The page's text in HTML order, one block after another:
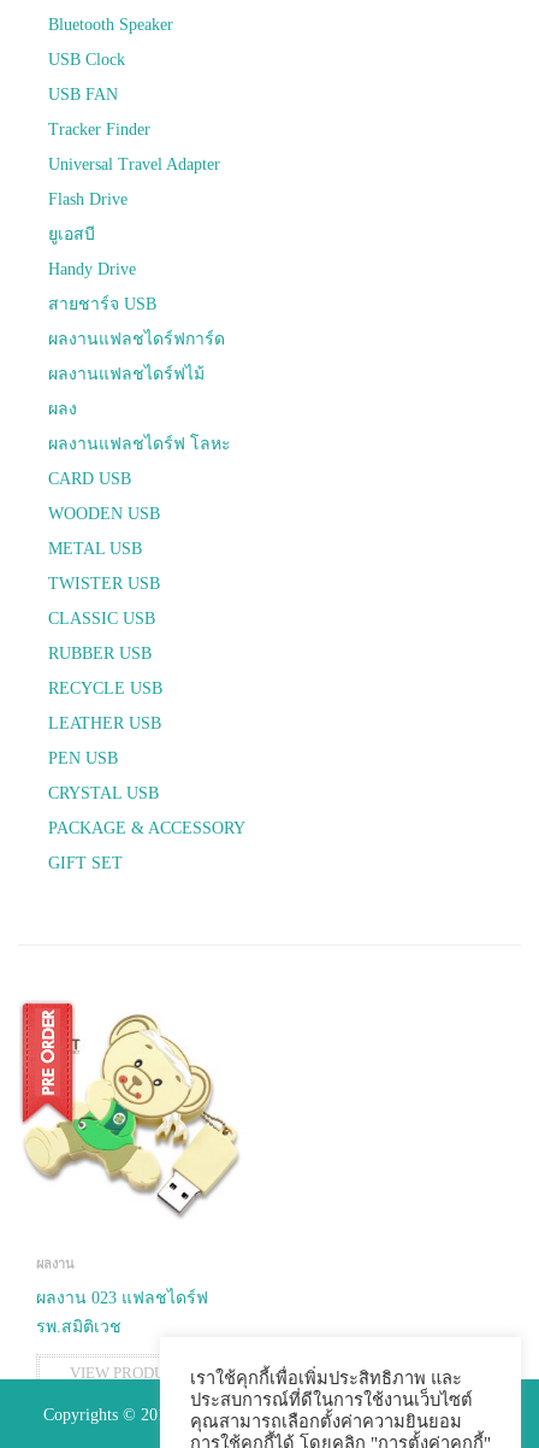
Bluetooth Speaker
USB Clock
USB FAN
Tracker Finder
Universal Travel Adapter
Flash Drive
ยูเอสบี
Handy Drive
สายชาร์จ USB
ผลงานแฟลชไดร์ฟการ์ด
ผลงานแฟลชไดร์ฟไม้
ผลง
ผลงานแฟลชไดร์ฟ โลหะ
CARD USB
WOODEN USB
METAL USB
TWISTER USB
CLASSIC USB
RUBBER USB
RECYCLE USB
LEATHER USB
PEN USB
CRYSTAL USB
PACKAGE & ACCESSORY
GIFT SET
ผลงาน
ผลงาน 023 แฟลชไดร์ฟ
รพ.สมิติเวช
VIEW PRODUCTS
Copyrights © 2015 Premium Perfect Co.,ltd. All Rights Reserved.
เราใช้คุกกี้เพื่อเพิ่มประสิทธิภาพ และ
ประสบการณ์ที่ดีในการใช้งานเว็บไซต์
คุณสามารถเลือกตั้งค่าความยินยอม
การใช้คุกกี้ได้ โดยคลิก "การตั้งค่าคุกกี้"